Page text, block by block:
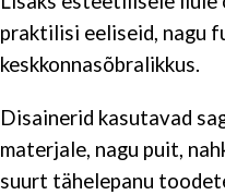
praktilisi eeliseid, nagu
keskkonnasõbralikkus.
Disainerid kasutavad
materjale, nagu puit,
suurt tähelepanu